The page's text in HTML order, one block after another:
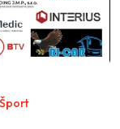
Šport